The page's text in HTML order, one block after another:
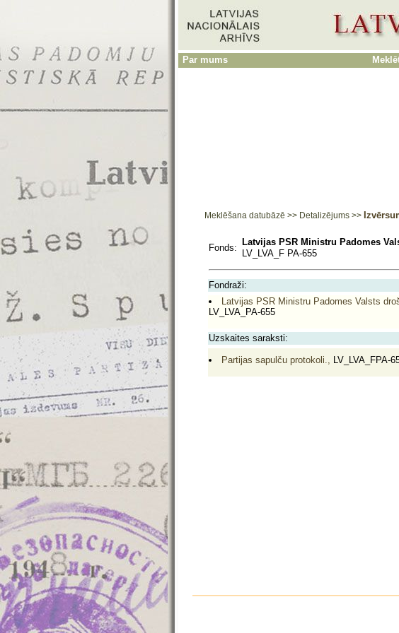
Par mums
Meklēšana datubāzē >> Detalizējums >>
Fonds:
Latvijas PSR Ministru Padomes
LV_LVA_F PA-655
Fondraži:
Latvijas PSR Ministru Padomes Valsts
LV_LVA_PA-655
Uzskaites saraksti:
Partijas sapulču protokoli., LV_LVA_FPA-